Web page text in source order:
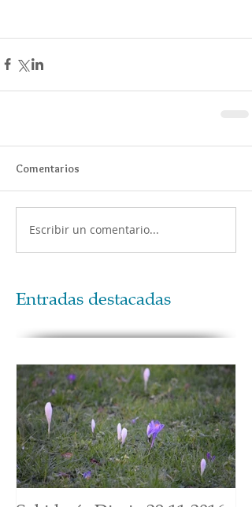
Comentarios
Escribir un comentario...
Entradas destacadas